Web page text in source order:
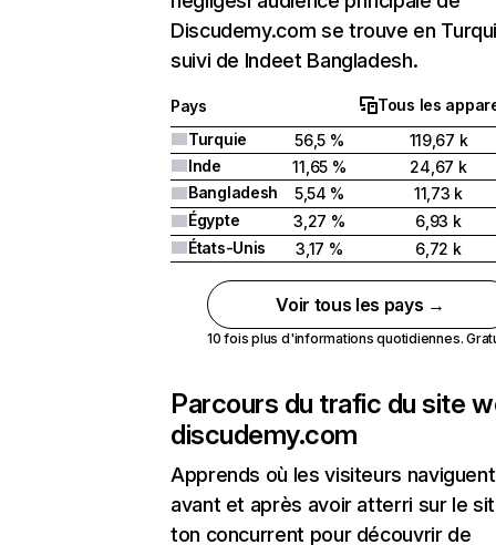
Discudemy.com se trouve en
suivi de Indeet Bangladesh.
Pays
Tous les
Turquie
56,5 %
119,67 k
Inde
11,65 %
24,67 k
Bangladesh
5,54 %
11,73 k
Égypte
3,27 %
6,93 k
États-Unis
3,17 % 6,72 k
Voir tous les pays →
10 fois plus d'informations quotidiennes.
Parcours du trafic du site
discudemy.com
Apprends où les visiteurs naviguent
avant et après avoir atterri sur le
ton concurrent pour découvrir de